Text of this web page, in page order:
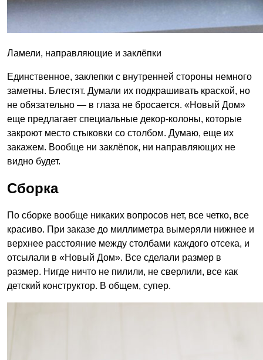
Ламели, направляющие и заклёпки
Единственное, заклепки с внутренней стороны немного
заметны. Блестят. Думали их подкрашивать краской, но
не обязательно — в глаза не бросается. «Новый Дом»
еще предлагает специальные декор-колоны, которые
закроют место стыковки со столбом. Думаю, еще их
закажем. Вообще ни заклёпок, ни направляющих не
видно будет.
Сборка
По сборке вообще никаких вопросов нет, все четко, все
красиво. При заказе до миллиметра вымеряли нижнее и
верхнее расстояние между столбами каждого отсека, и
отсылали в «Новый Дом». Все сделали размер в
размер. Нигде ничто не пилили, не сверлили, все как
детский конструктор. В общем, супер.